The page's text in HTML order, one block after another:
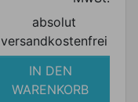
absolut
versandkostenfrei
IN DEN
WARENKORB